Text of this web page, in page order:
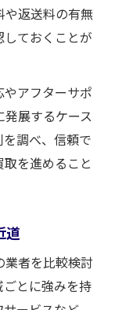
や返送料の有無
ておくことが
アフターサポ
展するケース
調べ、信頼で
を進めること
道
者を比較検討
とに強みを持